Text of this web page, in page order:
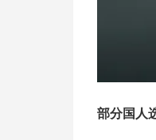
部分国人